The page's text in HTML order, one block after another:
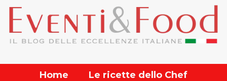
Home
Le ricette dello Chef